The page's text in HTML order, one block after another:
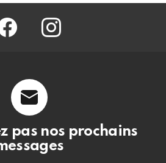
facebook @barmag.fr
pas nos prochains